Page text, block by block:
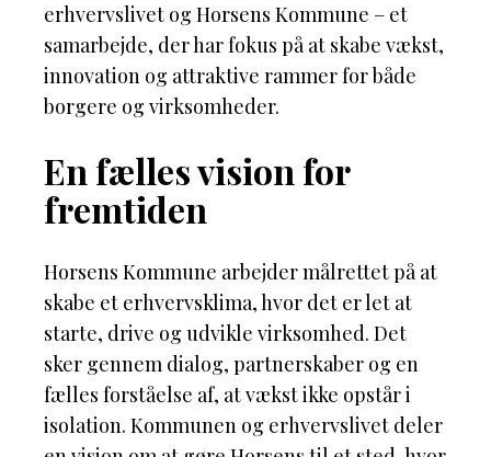
erhvervslivet og Horsens Kommune – et
samarbejde, der har fokus på at skabe vækst,
innovation og attraktive rammer for både
borgere og virksomheder.
En fælles vision for
fremtiden
Horsens Kommune arbejder målrettet på at
skabe et erhvervsklima, hvor det er let at
starte, drive og udvikle virksomhed. Det
sker gennem dialog, partnerskaber og en
fælles forståelse af, at vækst ikke opstår i
isolation. Kommunen og erhvervslivet deler